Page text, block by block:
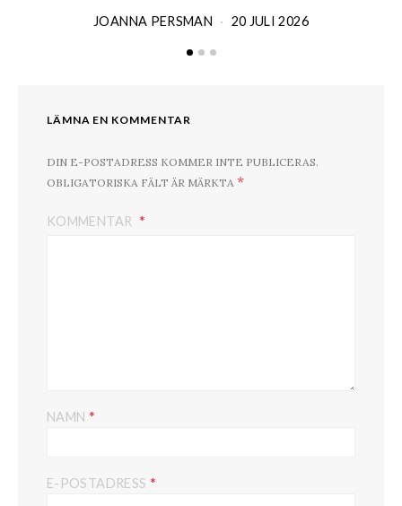
JOANNA PERSMAN 20 JULI 2026
LÄMNA EN KOMMENTAR
DIN E-POSTADRESS KOMMER INTE PUBLICERAS.
OBLIGATORISKA FÄLT ÄR MÄRKTA *
KOMMENTAR
NAMN *
E-POSTADRESS *